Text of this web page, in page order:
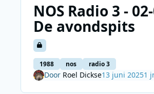
NOS Radio 3 -
De avondspits
1988 nos radio 3
Door Roel Dickse13 juni 20251